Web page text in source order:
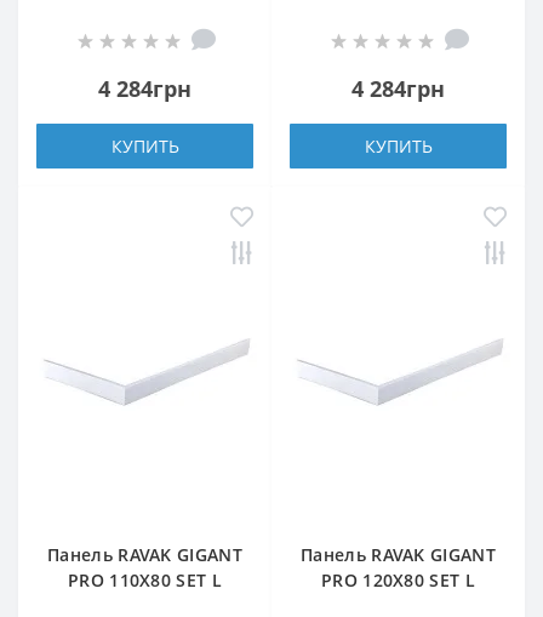
4 284грн
КУПИТЬ
4 284грн
КУПИТЬ
Панель RAVAK GIGANT
PRO 110X80 SET L
Панель RAVAK GIGANT
PRO 120X80 SET L